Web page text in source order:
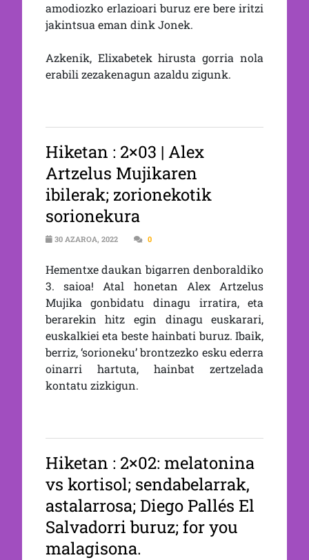
amodiozko erlazioari buruz ere bere iritzi
jakintsua eman dink Jonek.
Azkenik, Elixabetek hirusta gorria nola
erabili zezakenagun azaldu zigunk.
Hiketan : 2×03 | Alex
Artzelus Mujikaren
ibilerak; zorionekotik
sorionekura
30 AZAROA, 2022 0
Hementxe daukan bigarren denboraldiko
3. saioa! Atal honetan Alex Artzelus
Mujika gonbidatu dinagu irratira, eta
berarekin hitz egin dinagu euskarari,
euskalkiei eta beste hainbati buruz. Ibaik,
berriz, ‘sorioneku’ brontzezko esku ederra
oinarri hartuta, hainbat zertzelada
kontatu zizkigun.
Hiketan : 2×02: melatonina
vs kortisol; sendabelarrak,
astalarrosa; Diego Pallés El
Salvadorri buruz; for you
malagisona.